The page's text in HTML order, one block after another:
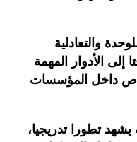
والتعادلية
إلى الأدوار المهمة
داخل المؤسسات
تطورا تدريجيا،